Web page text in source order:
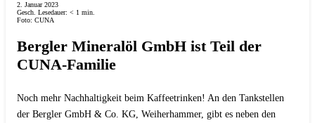
2. Januar 2023
Gesch. Lesedauer: < 1 min.
Foto: CUNA
Bergler Mineralöl GmbH ist Teil der
CUNA-Familie
Noch mehr Nachhaltigkeit beim Kaffeetrinken! An den Tankstellen
der Bergler GmbH & Co. KG, Weiherhammer, gibt es neben den